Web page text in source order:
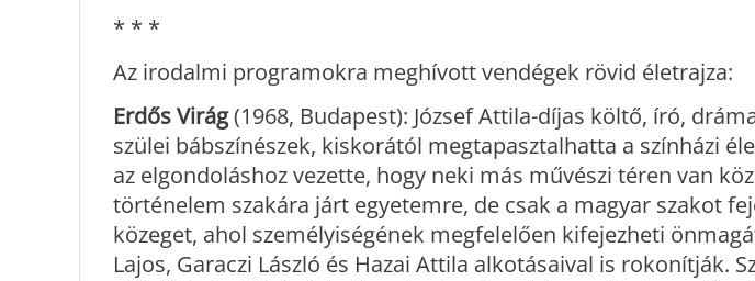
* * *
Az irodalmi programokra meghívott vendégek rövid életrajza:
Erdős Virág(1968, Budapest): József Attila-díjas költő, író,
szülei bábszínészek, kiskorától megtapasztalhatta a színházi
az elgondoláshoz vezette, hogy neki más művészi téren van
történelem szakára járt egyetemre, de csak a magyar szakot
közeget, ahol személyiségének megfelelően kifejezheti
Lajos, Garaczi László és Hazai Attila alkotásaival is rokonítják.